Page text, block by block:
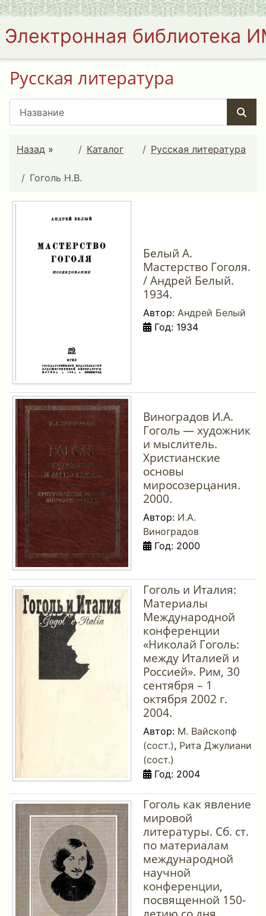
Электронная библиотека
Русская литература
Назад » Каталог Русская литература
Гоголь Н.В.
Белый А.
Мастерство Гоголя.
/ Андрей Белый.
1934.
Автор: Андрей Белый
Год: 1934
Виноградов И.А.
Гоголь — художник
и мыслитель.
Христианские
основы
миросозерцания.
2000.
Автор: И.А.
Виноградов
Год: 2000
Гоголь и Италия:
Материалы
Международной
конференции
«Николай Гоголь:
между Италией и
Россией». Рим, 30
сентября – 1
октября 2002 г.
2004.
Автор: М. Вайскопф
(сост.), Рита Джулиани
(сост.)
Год: 2004
Гоголь как явление
мировой
литературы. Сб. ст.
по материалам
международной
научной
конференции,
посвященной 150-